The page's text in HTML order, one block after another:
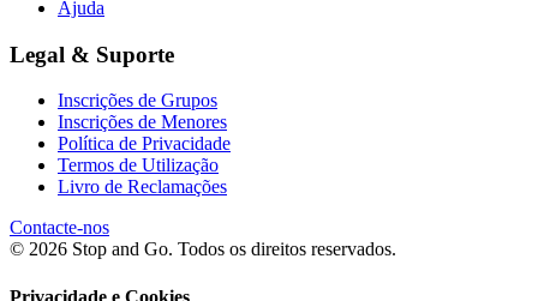
Ajuda
Legal & Suporte
Inscrições de Grupos
Inscrições de Menores
Política de Privacidade
Termos de Utilização
Livro de Reclamações
Contacte-nos
© 2026 Stop and Go. Todos os direitos reservados.
Privacidade e Cookies